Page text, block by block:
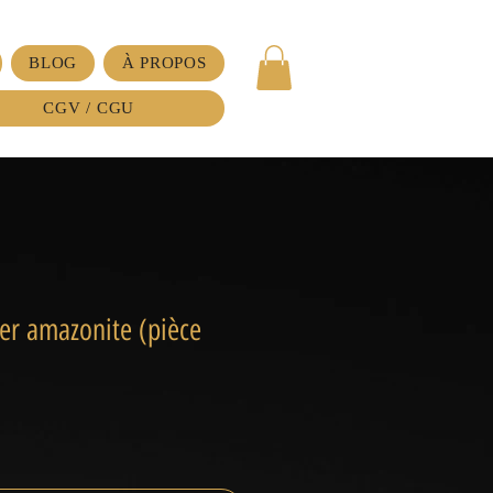
BLOG À PROPOS
CGV / CGU
amazonite (pièce